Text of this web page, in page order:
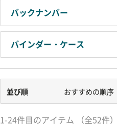
バックナンバー
バインダー・ケース
並び順 おすすめの順序
1-24件目のアイテム （全52件）